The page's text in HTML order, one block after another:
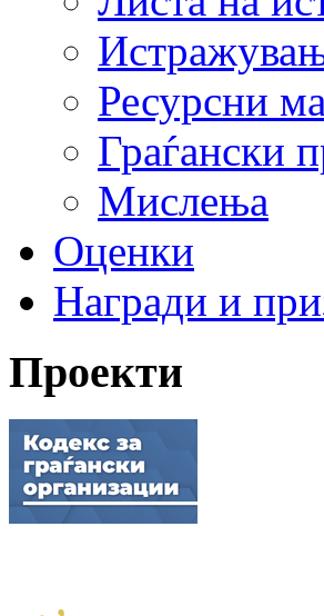
Ресурсни
Граѓански
Мислења
Оценки
Награди и
Проекти